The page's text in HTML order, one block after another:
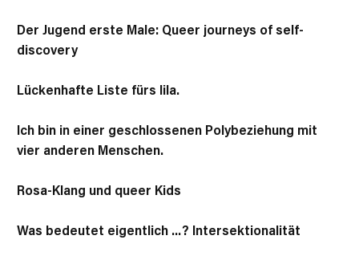
Der Jugend erste Male: Queer journeys of self-
discovery
Lückenhafte Liste fürs lila.
Ich bin in einer geschlossenen Polybeziehung mit
vier anderen Menschen.
Rosa-Klang und queer Kids
Was bedeutet eigentlich …? Intersektionalität